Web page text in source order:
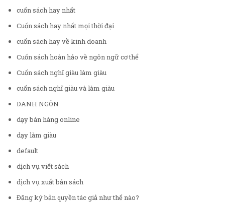
cuốn sách hay nhất
Cuốn sách hay nhất mọi thời đại
cuốn sách hay về kinh doanh
Cuốn sách hoàn hảo về ngôn ngữ cơ thể
Cuốn sách nghĩ giàu làm giàu
cuốn sách nghĩ giàu và làm giàu
DANH NGÔN
dạy bán hàng online
dạy làm giàu
default
dịch vụ viết sách
dịch vụ xuất bản sách
Đăng ký bản quyền tác giả như thế nào?